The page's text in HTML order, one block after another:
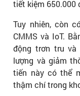
tiết kiệm 650.000
Tuy nhiên, còn
CMMS và IoT.
động trơn tru
lượng và giảm
tiến này có thể
thậm chí trong